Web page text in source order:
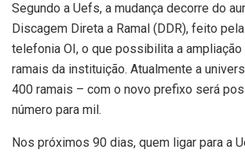
Segundo a Uefs, a mudança decorre do
Discagem Direta a Ramal (DDR), feito
telefonia OI, o que possibilita a
ramais da instituição. Atualmente a
400 ramais – com o novo prefixo será
número para mil.
Nos próximos 90 dias, quem ligar para a